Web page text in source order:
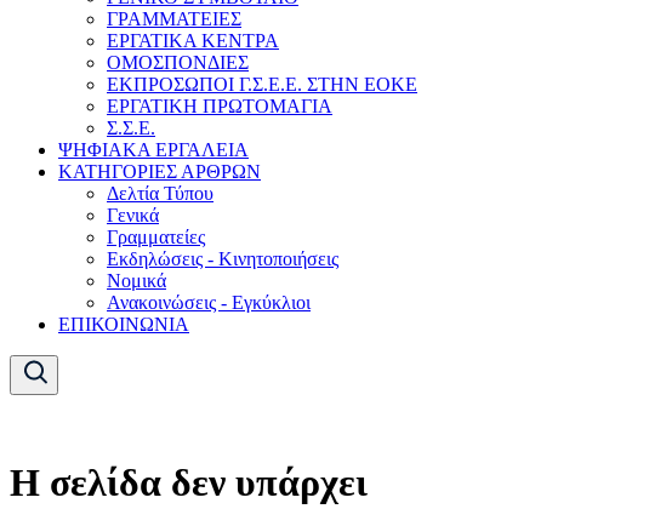
ΓΡΑΜΜΑΤΕΙΕΣ
ΕΡΓΑΤΙΚΑ ΚΕΝΤΡΑ
ΟΜΟΣΠΟΝΔΙΕΣ
ΕΚΠΡΟΣΩΠΟΙ Γ.Σ.Ε.Ε. ΣΤΗΝ ΕΟΚΕ
ΕΡΓΑΤΙΚΗ ΠΡΩΤΟΜΑΓΙΑ
Σ.Σ.Ε.
ΨΗΦΙΑΚΑ ΕΡΓΑΛΕΙΑ
ΚΑΤΗΓΟΡΙΕΣ ΑΡΘΡΩΝ
Δελτία Τύπου
Γενικά
Γραμματείες
Εκδηλώσεις - Κινητοποιήσεις
Νομικά
Ανακοινώσεις - Εγκύκλιοι
ΕΠΙΚΟΙΝΩΝΙΑ
Η σελίδα δεν υπάρχει